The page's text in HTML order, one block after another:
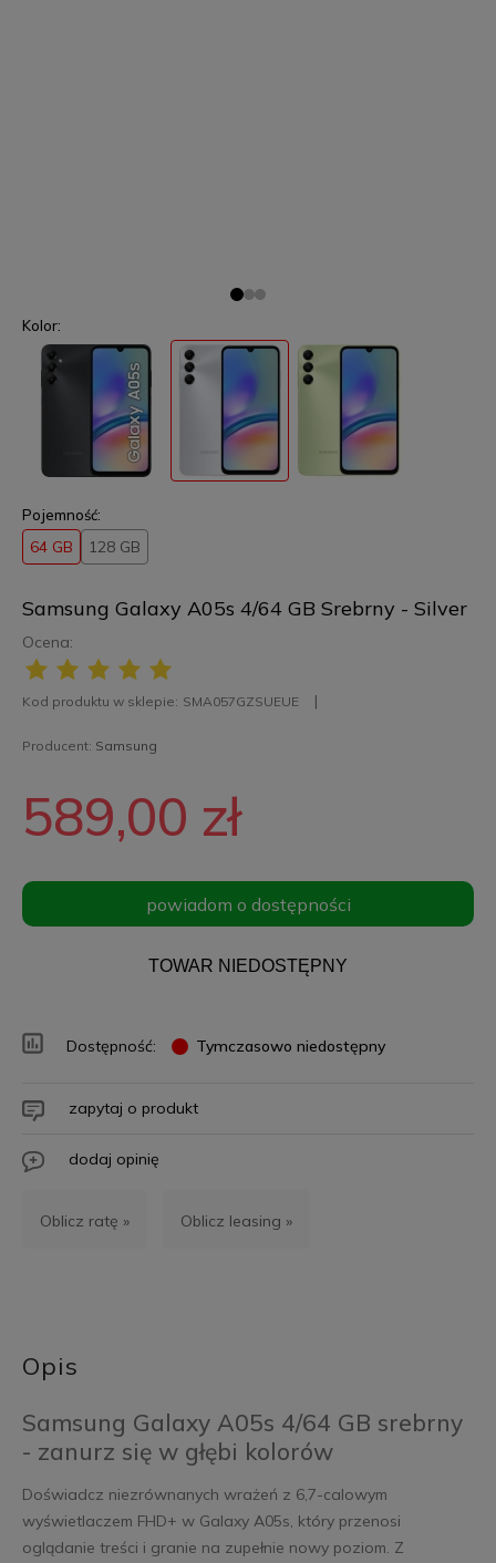
Samsung Galaxy A05s 4/64 GB Srebrny - Silver
Ocena:
Kod produktu w sklepie: SMA057GZSUEUE
Producent: Samsung
Kolor:
Pojemność:
64 GB 128 GB
589,00 zł
powiadom o dostępności
TOWAR NIEDOSTĘPNY
Dostępność: Tymczasowo niedostępny
zapytaj o produkt
dodaj opinię
Oblicz ratę » Oblicz leasing »
Opis
Samsung Galaxy A05s 4/64 GB srebrny
- zanurz się w głębi kolorów
Doświadcz niezrównanych wrażeń z 6,7-calowym
wyświetlaczem FHD+ w Galaxy A05s, który przenosi
oglądanie treści i granie na zupełnie nowy poziom. Z